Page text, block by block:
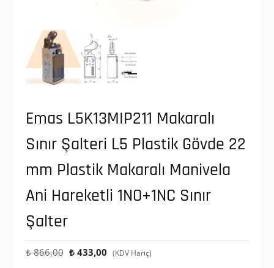
Emas L5K13MIP211 Makaralı
Sınır Şalteri L5 Plastik Gövde 22
mm Plastik Makaralı Manivela
Ani Hareketli 1NO+1NC Sınır
Şalter
₺866,00 Orijinal
₺433,00 Şu
(KDV Hariç)